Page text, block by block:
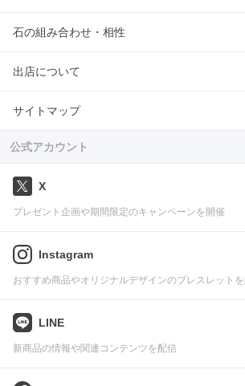
石の組み合わせ・相性
出店について
サイトマップ
公式アカウント
X
プレゼント企画や期間限定のキャンペーンを開催
Instagram
おすすめ商品やオリジナルデザインのブレスレット
LINE
新商品の情報や関連コンテンツを配信